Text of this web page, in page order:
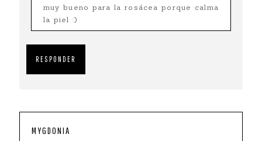
muy bueno para la rosácea porque calma
la piel :)
RESPONDER
MYGDONIA